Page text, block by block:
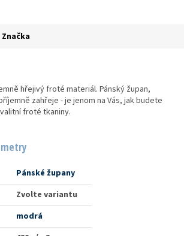
Značka
hřejivý froté materiál. Pánský župan,
zahřeje - je jenom na Vás, jak budete
froté tkaniny.
Pánské župany
Zvolte variantu
modrá